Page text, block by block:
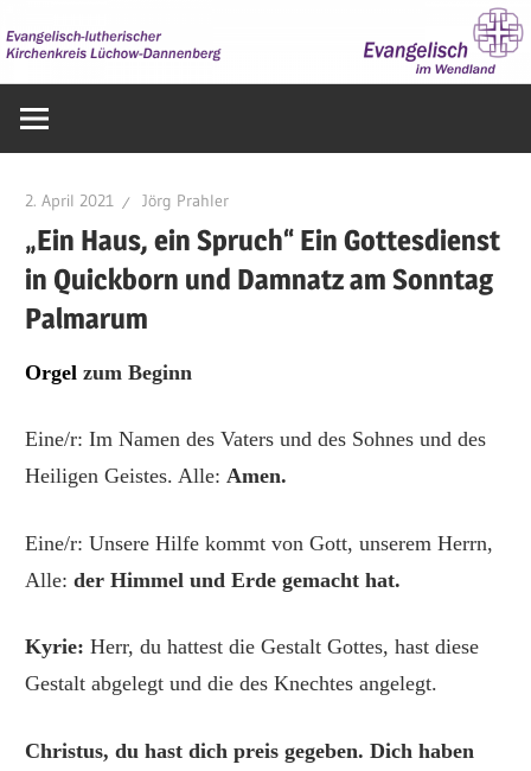
Inhalt
springen
im
2. April 2021 Jörg Prahler
„Ein Haus, ein Spruch“ Ein Gottesdienst
in Quickborn und Damnatz am Sonntag
Palmarum
Orgel zum Beginn
Eine/r: Im Namen des Vaters und des Sohnes und des
Heiligen Geistes. Alle:Amen.
Eine/r: Unsere Hilfe kommt von Gott, unserem Herrn,
Alle:der Himmel und Erde gemacht hat.
Kyrie:Herr, du hattest die Gestalt Gottes, hast diese
Gestalt abgelegt und die des Knechtes angelegt.
Christus, du hast dich preis gegeben. Dich haben